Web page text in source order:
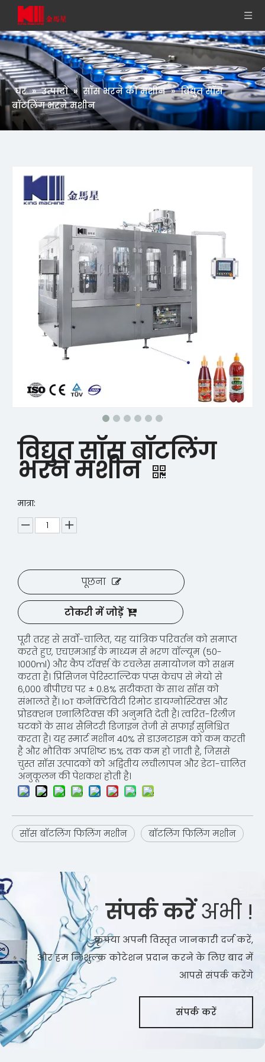
घर » उत्पादों » सॉस भरने की मशीन » विद्युत सॉस
बॉटलिंग भरने मशीन
विद्युत सॉस बॉटलिंग
भरने मशीन
मात्रा:
पूछना
टोकरी में जोड़ें
पूरी तरह से सर्वो-चालित, यह यांत्रिक परिवर्तन को समाप्त
करते हुए, एचएमआई के माध्यम से भरण वॉल्यूम (50-
1000ml) और कैप टॉर्क्स के टचलेस समायोजन को सक्षम
करता है। प्रिसिजन पेरिस्टाल्टिक पंप्स केचप से मेयो से
6,000 बीपीएच पर ± 0.8% सटीकता के साथ सॉस को
संभालते हैं। IoT कनेक्टिविटी रिमोट डायग्नोस्टिक्स और
प्रोडक्शन एनालिटिक्स की अनुमति देती है। त्वरित-रिलीज़
घटकों के साथ सैनिटरी डिजाइन तेजी से सफाई सुनिश्चित
करता है। यह स्मार्ट मशीन 40% से डाउनटाइम को कम करती
है और भौतिक अपशिष्ट 15% तक कम हो जाती है, जिससे
चुस्त सॉस उत्पादकों को अद्वितीय लचीलापन और डेटा-चालित
अनुकूलन की पेशकश होती है।
सॉस बॉटलिंग फिलिंग मशीन बॉटलिंग फिलिंग मशीन
संपर्क करेंअभी !
कृपया अपनी विस्तृत जानकारी दर्ज करें,
और हम निःशुल्क कोटेशन प्रदान करने के लिए बाद में
आपसे संपर्क करेंगे
संपर्क करें